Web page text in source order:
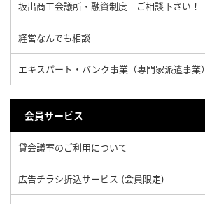
坂出商工会議所・融資制度 ご相談下さい！
経営なんでも相談
エキスパート・バンク事業（専門家派遣事業）
会員サービス
貸会議室のご利用について
広告チラシ折込サービス (会員限定)